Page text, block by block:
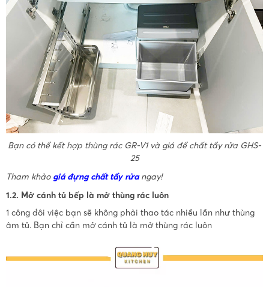
Bạn có thể kết hợp thùng rác GR-V1 và giá để chất tẩy rửa GHS-
25
Tham khảo giá đựng chất tẩy rửangay!
1.2. Mở cánh tủ bếp là mở thùng rác luôn
1 công đôi việc bạn sẽ không phải thao tác nhiều lần như thùng
âm tủ. Bạn chỉ cần mở cánh tủ là mở thùng rác luôn